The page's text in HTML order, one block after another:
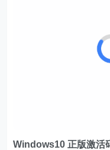
Windows10 正版激活